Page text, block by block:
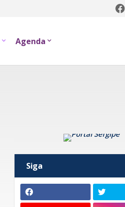
Agenda
Siga